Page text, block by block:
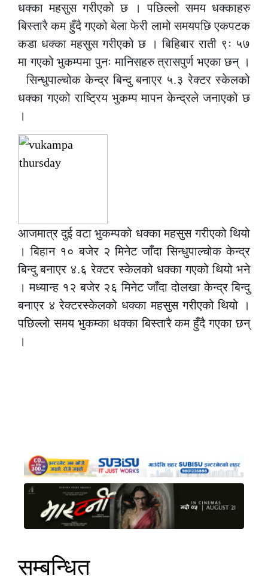
धक्का महसुस गरीएको छ । पछिल्लो समय धक्काहरु
बिस्तारै कम हुँदै गएको बेला फेरी लामो समयपछि एकपटक
कडा धक्का महसुस गरीएको छ । बिहिबार राती ९ः ५७
मा गएको भुकम्पमा पुनः मानिसहरु त्रासपुर्ण भएका छन् ।
सिन्धुपाल्चोक केन्द्र बिन्दु बनाएर ५.३ रेक्टर स्केलको
धक्का गएको राष्ट्रिय भुकम्प मापन केन्द्रले जनाएको छ
।
आजमात्र दुई वटा भुकम्पको धक्का महसुस गरीएको थियो
। बिहान १० बजेर २ मिनेट जाँदा सिन्धुपाल्चोक केन्द्र
बिन्दु बनाएर ४.६ रेक्टर स्केलको धक्का गएको थियो भने
। मध्यान्ह १२ बजेर २६ मिनेट जाँदा दोलखा केन्द्र बिन्दु
बनाएर ४ रेक्टरस्केलको धक्का महसुस गरीएको थियो ।
पछिल्लो समय भुकम्का धक्का बिस्तारै कम हुँदै गएका छन्
।
सम्बन्धित